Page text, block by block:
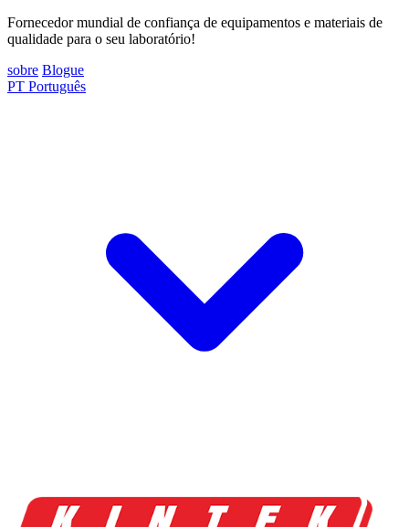
Fornecedor mundial de confiança de equipamentos e materiais de
qualidade para o seu laboratório!
sobre Blogue
PT Português